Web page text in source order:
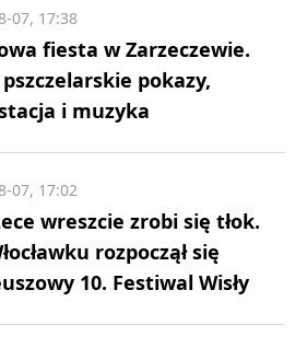
fiesta w Zarzeczewie.
pokazy,
i muzyka
07, 17:38
wreszcie zrobi się tłok.
rozpoczął się
10. Festiwal Wisły
07, 17:02